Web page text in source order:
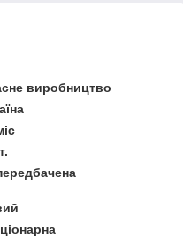
виробництво